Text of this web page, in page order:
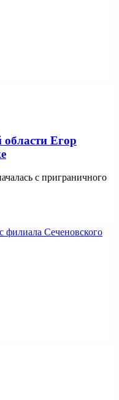
Егор
с приграничного